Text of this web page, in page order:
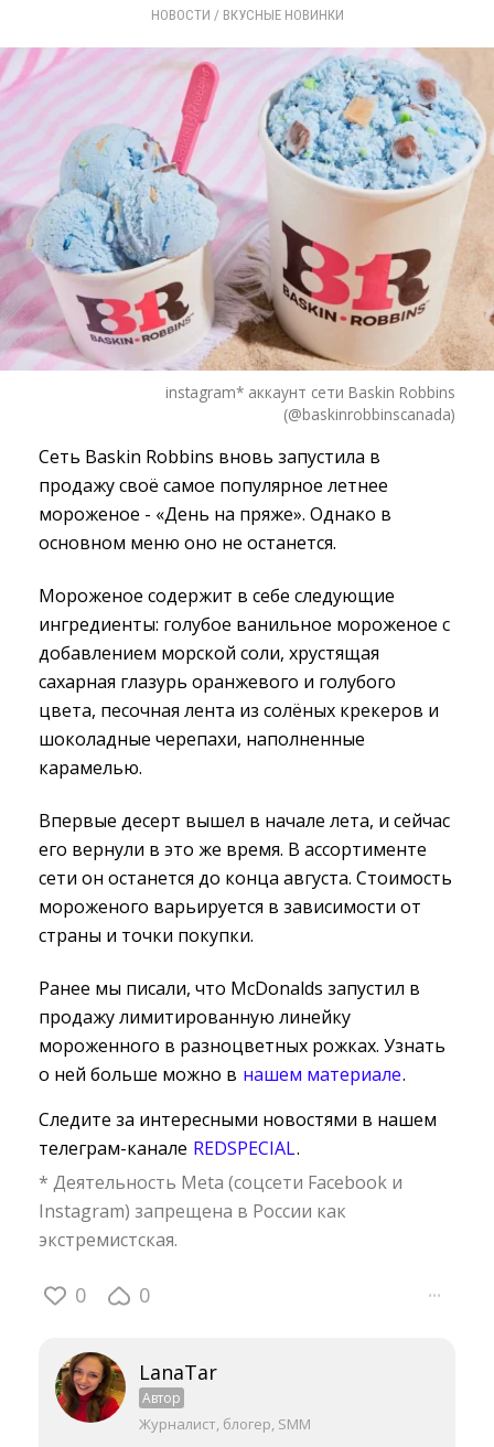
НОВОСТИ / ВКУСНЫЕ НОВИНКИ
instagram* аккаунт сети Baskin Robbins
(@baskinrobbinscanada)
Сеть Baskin Robbins вновь запустила в
продажу своё самое популярное летнее
мороженое - «День на пряже». Однако в
основном меню оно не останется.
Мороженое содержит в себе следующие
ингредиенты: голубое ванильное мороженое с
добавлением морской соли, хрустящая
сахарная глазурь оранжевого и голубого
цвета, песочная лента из солёных крекеров и
шоколадные черепахи, наполненные
карамелью.
Впервые десерт вышел в начале лета, и сейчас
его вернули в это же время. В ассортименте
сети он останется до конца августа. Стоимость
мороженого варьируется в зависимости от
страны и точки покупки.
Ранее мы писали, что McDonalds запустил в
продажу лимитированную линейку
мороженного в разноцветных рожках. Узнать
о ней больше можно в нашем материале.
Следите за интересными новостями в нашем
телеграм-канале REDSPECIAL.
* Деятельность Meta (соцсети Facebook и
Instagram) запрещена в России как
экстремистская.
0 0 ···
LanaTar
Автор
Журналист, блогер, SMM